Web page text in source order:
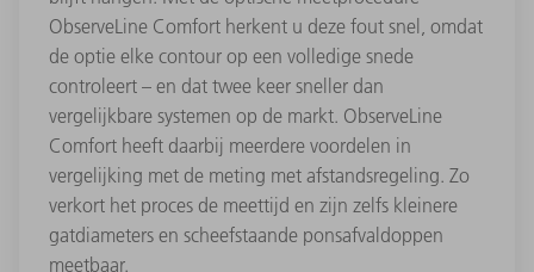
ObserveLine Comfort herkent u deze fout snel, omdat
de optie elke contour op een volledige snede
controleert – en dat twee keer sneller dan
vergelijkbare systemen op de markt. ObserveLine
Comfort heeft daarbij meerdere voordelen in
vergelijking met de meting met afstandsregeling. Zo
verkort het proces de meettijd en zijn zelfs kleinere
gatdiameters en scheefstaande ponsafvaldoppen
meetbaar.